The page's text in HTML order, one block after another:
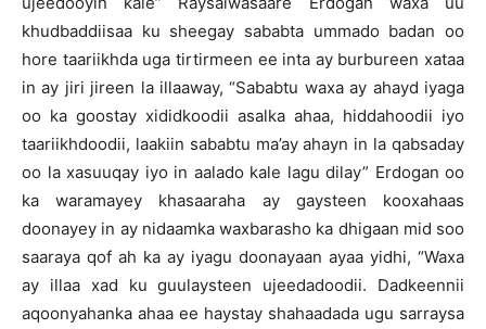
khudbaddiisaa ku sheegay sababta ummado badan oo
hore taariikhda uga tirtirmeen ee inta ay burbureen xataa
in ay jiri jireen la illaaway, “Sababtu waxa ay ahayd iyaga
oo ka goostay xididkoodii asalka ahaa, hiddahoodii iyo
taariikhdoodii, laakiin sababtu ma’ay ahayn in la qabsaday
oo la xasuuqay iyo in aalado kale lagu dilay” Erdogan oo
ka waramayey khasaaraha ay gaysteen kooxahaas
doonayey in ay nidaamka waxbarasho ka dhigaan mid soo
saaraya qof ah ka ay iyagu doonayaan ayaa yidhi, “Waxa
ay illaa xad ku guulaysteen ujeedadoodii. Dadkeennii
aqoonyahanka ahaa ee haystay shahaadada ugu sarraysa